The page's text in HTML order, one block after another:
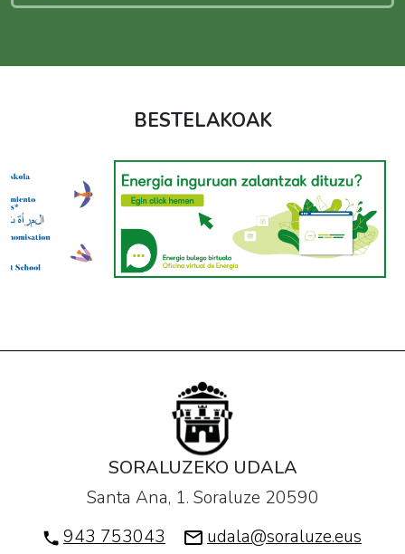
BESTELAKOAK
SORALUZEKO UDALA
Santa Ana, 1. Soraluze 20590
943 753043
udala@soraluze.eus